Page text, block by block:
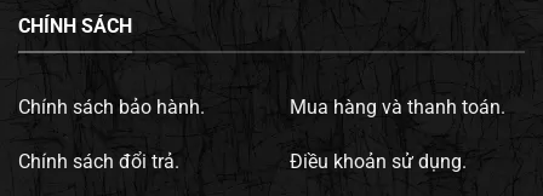
CHÍNH SÁCH
Chính sách bảo hành.
Chính sách đổi trả.
Mua hàng và thanh toán.
Điều khoản sử dụng.